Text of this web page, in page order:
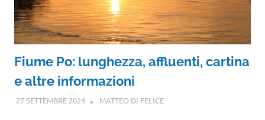
Fiume Po: lunghezza, affluenti, cartina
e altre informazioni
27 SETTEMBRE 2024 MATTEO DI FELICE